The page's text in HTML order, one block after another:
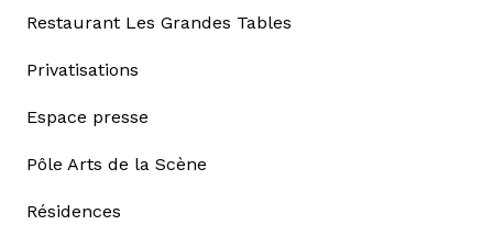
Restaurant Les Grandes Tables
Privatisations
Espace presse
Pôle Arts de la Scène
Résidences